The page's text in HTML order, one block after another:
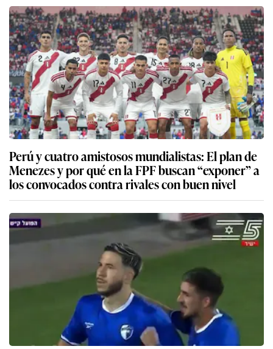
Perú y cuatro amistosos mundialistas: El plan de
Menezes y por qué en la FPF buscan “exponer” a
los convocados contra rivales con buen nivel